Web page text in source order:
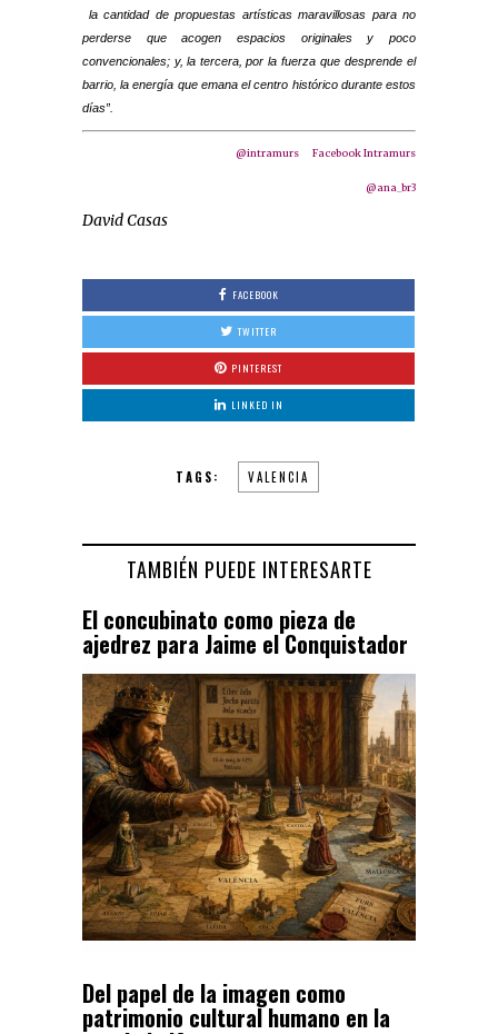
la cantidad de propuestas artísticas maravillosas para no
perderse que acogen espacios originales y poco
convencionales; y, la tercera, por la fuerza que desprende el
barrio, la energía que emana el centro histórico durante estos
días”.
@intramurs Facebook Intramurs
@ana_br3
David Casas
FACEBOOK
TWITTER
PINTEREST
LINKED IN
TAGS: VALENCIA
TAMBIÉN PUEDE INTERESARTE
El concubinato como pieza de
ajedrez para Jaime el Conquistador
Del papel de la imagen como
patrimonio cultural humano en la